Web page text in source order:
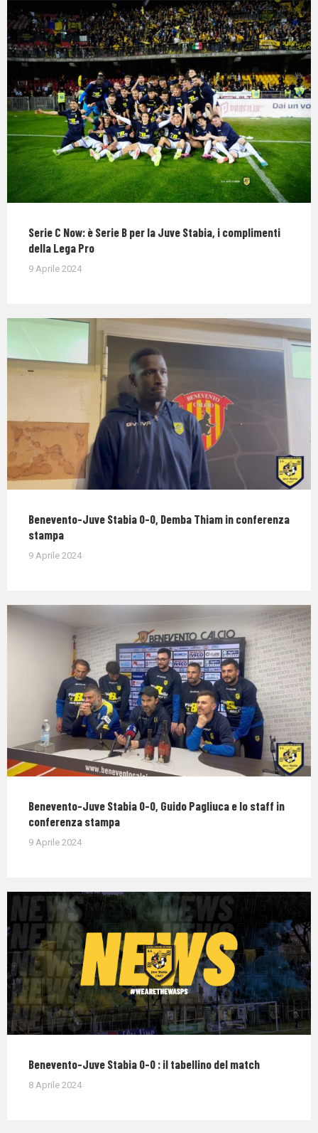
Serie C Now: è Serie B per la Juve Stabia, i complimenti
della Lega Pro
9 Aprile 2024
Benevento-Juve Stabia 0-0, Demba Thiam in conferenza
stampa
9 Aprile 2024
Benevento-Juve Stabia 0-0, Guido Pagliuca e lo staff in
conferenza stampa
9 Aprile 2024
Benevento-Juve Stabia 0-0 : il tabellino del match
8 Aprile 2024